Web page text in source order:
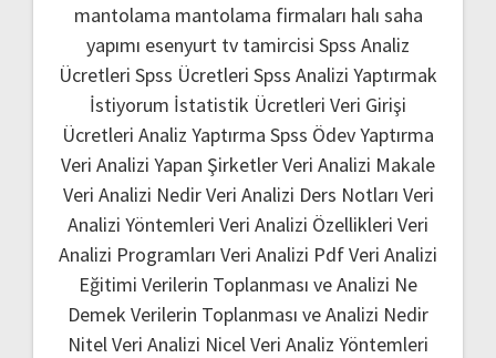
mantolama mantolama firmaları halı saha
yapımı esenyurt tv tamircisi Spss Analiz
Ücretleri Spss Ücretleri Spss Analizi Yaptırmak
İstiyorum İstatistik Ücretleri Veri Girişi
Ücretleri Analiz Yaptırma Spss Ödev Yaptırma
Veri Analizi Yapan ŞirketlerVeri Analizi Makale
Veri Analizi NedirVeri Analizi Ders Notları Veri
Analizi Yöntemleri Veri Analizi Özellikleri Veri
Analizi Programları Veri Analizi PdfVeri Analizi
Eğitimi Verilerin Toplanması ve Analizi Ne
Demek Verilerin Toplanması ve Analizi Nedir
Nitel Veri Analizi Nicel Veri Analiz Yöntemleri